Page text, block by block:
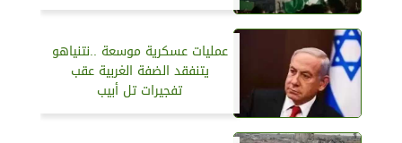
عمليات عسكرية موسعة ..نتنياهو
يتنفقد الضفة الغربية عقب
تفجيرات تل أبيب